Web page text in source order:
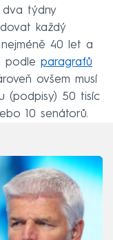
dva týdny
každý
40 let a
podle paragrafů
ovšem musí
(podpisy) 50 tisíc
10 senátorů.